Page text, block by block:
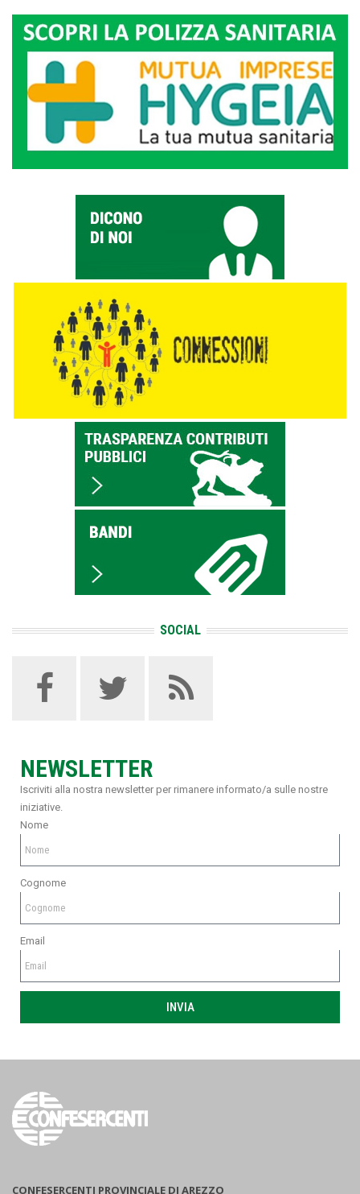
SOCIAL
NEWSLETTER
Iscriviti alla nostra newsletter per rimanere informato/a sulle nostre
iniziative.
Nome
Cognome
Email
INVIA
CONFESERCENTI PROVINCIALE DI AREZZO